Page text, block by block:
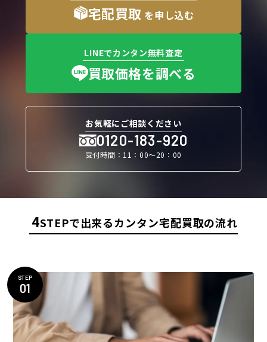
宅配買取 を申し込む
LINEでカンタン無料査定
買取価格を調べる
お気軽にご相談ください
0120-183-920
受付時間：11：00〜20：00
4STEPで出来るカンタン宅配買取の流れ
STEP
01